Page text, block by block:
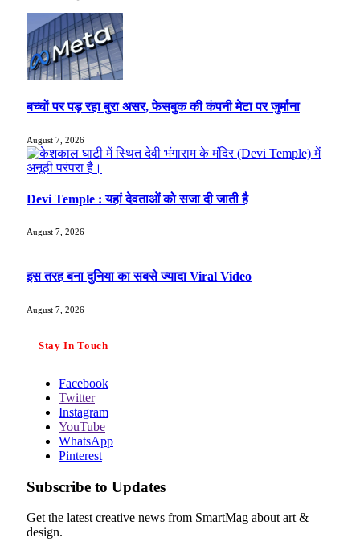
बच्चों पर पड़ रहा बुरा असर, फेसबुक की कंपनी मेटा पर जुर्माना
August 7, 2026
Devi Temple : यहां देवताओं को सजा दी जाती है
August 7, 2026
इस तरह बना दुनिया का सबसे ज्यादा Viral Video
August 7, 2026
Stay In Touch
Facebook
Twitter
Instagram
YouTube
WhatsApp
Pinterest
Subscribe to Updates
Get the latest creative news from SmartMag about art &
design.